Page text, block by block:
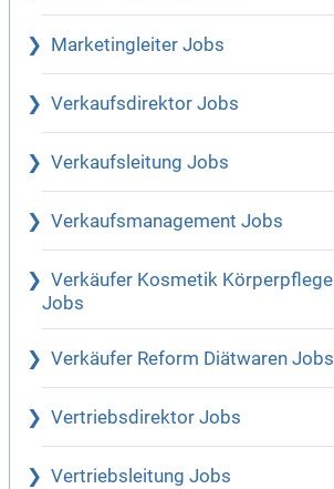
Marketingleiter Jobs
Verkaufsdirektor Jobs
Verkaufsleitung Jobs
Verkaufsmanagement Jobs
Verkäufer Kosmetik Körperpflege
Jobs
Verkäufer Reform Diätwaren Jobs
Vertriebsdirektor Jobs
Vertriebsleitung Jobs